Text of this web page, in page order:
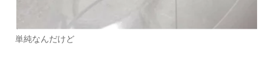
単純なんだけど